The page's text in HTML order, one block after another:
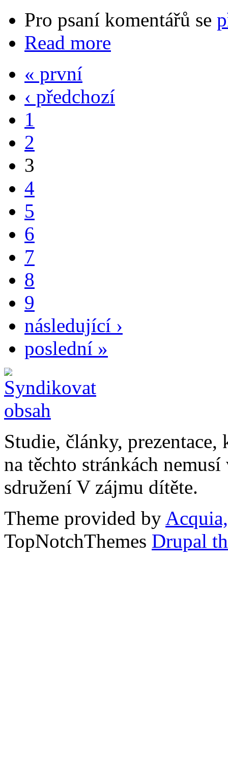
Pro psaní komentářů se
Read more
« první
‹ předchozí
1
2
3
4
5
6
7
8
9
následující ›
poslední »
Studie, články,
na těchto stránkách
sdružení V zájmu dítěte.
Theme provided by
TopNotchThemes Drupal